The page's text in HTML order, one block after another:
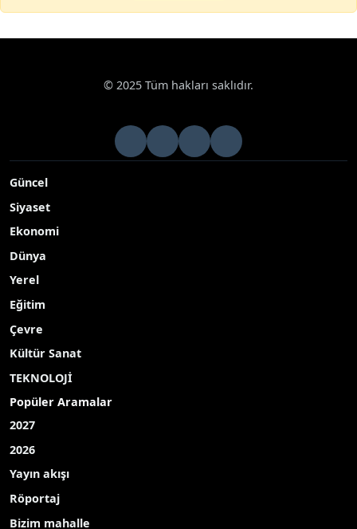
© 2025 Tüm hakları saklıdır.
Güncel
Siyaset
Ekonomi
Dünya
Yerel
Eğitim
Çevre
Kültür Sanat
TEKNOLOJİ
Popüler Aramalar
2027
2026
Yayın akışı
Röportaj
Bizim mahalle